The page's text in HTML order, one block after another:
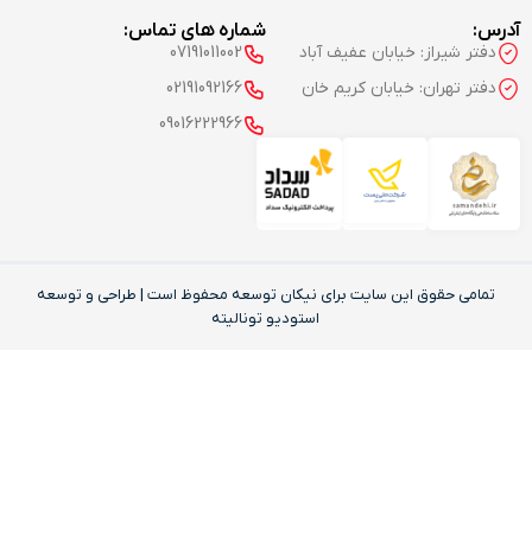
آدرس:
دفتر شیراز: خیابان عفیف آباد
دفتر تهران: خیابان کریم خان
شماره های تماس:
07191011002
02191092166
09016222966
تمامی حقوق این‌ سایت برای نیکان توسعه محفوظ است | طراحی و توسعه
استودیو تونالیته